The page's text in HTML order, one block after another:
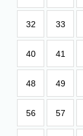
32 33
40 41
48 49
56 57